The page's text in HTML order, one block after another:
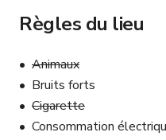
Règles du lieu
Animaux
Bruits forts
Cigarette
Consommation